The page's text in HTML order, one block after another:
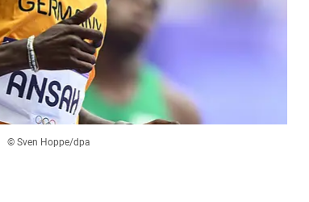
© Sven Hoppe/dpa